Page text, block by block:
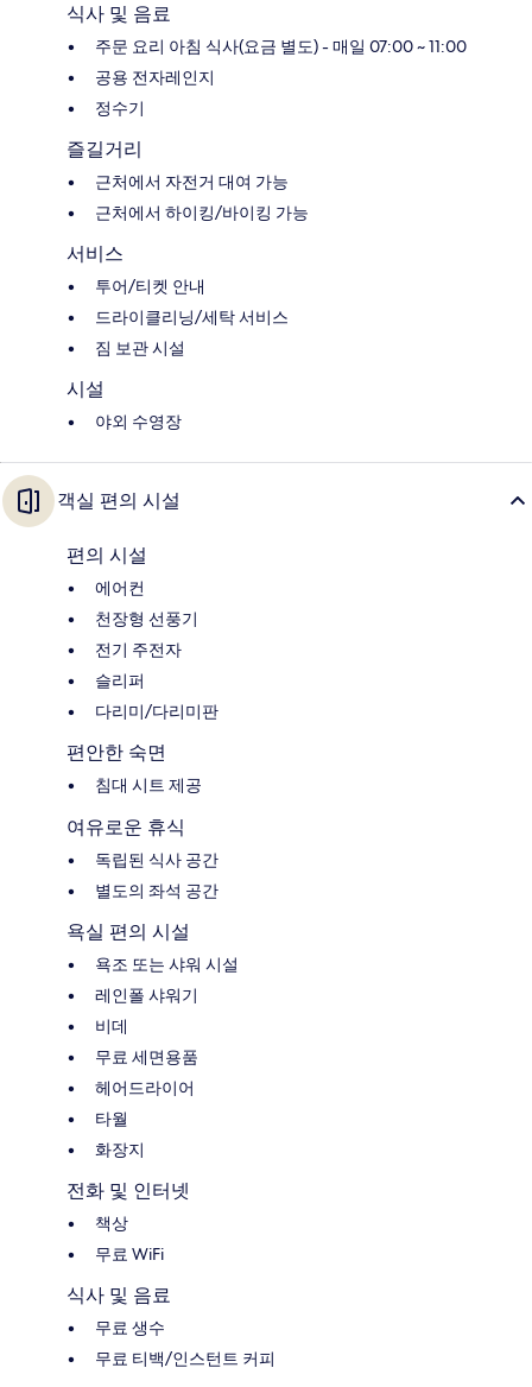
식사 및 음료
주문 요리 아침 식사(요금 별도) - 매일 07:00 ~ 11:00
공용 전자레인지
정수기
즐길거리
근처에서 자전거 대여 가능
근처에서 하이킹/바이킹 가능
서비스
투어/티켓 안내
드라이클리닝/세탁 서비스
짐 보관 시설
시설
야외 수영장
객실 편의 시설
편의 시설
에어컨
천장형 선풍기
전기 주전자
슬리퍼
다리미/다리미판
편안한 숙면
침대 시트 제공
여유로운 휴식
독립된 식사 공간
별도의 좌석 공간
욕실 편의 시설
욕조 또는 샤워 시설
레인폴 샤워기
비데
무료 세면용품
헤어드라이어
타월
화장지
전화 및 인터넷
책상
무료 WiFi
식사 및 음료
무료 생수
무료 티백/인스턴트 커피